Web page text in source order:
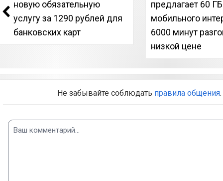
новую обязательную
услугу за 1290 рублей для
банковских карт
предлагает 60 ГБ
мобильного
6000 минут
низкой цене
Не забывайте соблюдать правила общения.